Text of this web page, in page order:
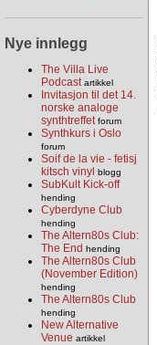
Nye innlegg
The Villa Live
Podcastartikkel
Invitasjon til det 14.
norske analoge
synthtreffet forum
Synthkurs i Oslo
forum
Soif de la vie - fetisj
kitsch vinyl blogg
SubKult Kick-off
hending
Cyberdyne Club
hending
The Altern80s Club:
The End hending
The Altern80s Club
(November Edition)
hending
The Altern80s Club
hending
New Alternative
Venue artikkel